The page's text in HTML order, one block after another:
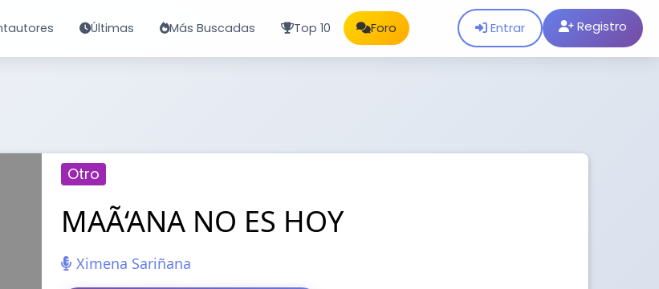
Últimas Más Buscadas Top 10 Foro Entrar Registro
Otro
MAÃ‘ANA NO ES HOY
Ximena Sariñana